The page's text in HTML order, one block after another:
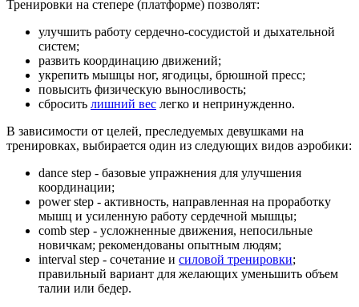
Тренировки на степере (платформе) позволят:
улучшить работу сердечно-сосудистой и дыхательной
систем;
развить координацию движений;
укрепить мышцы ног, ягодицы, брюшной пресс;
повысить физическую выносливость;
сбросить лишний вес легко и непринужденно.
В зависимости от целей, преследуемых девушками на
тренировках, выбирается один из следующих видов аэробики:
dance step - базовые упражнения для улучшения
координации;
power step - активность, направленная на проработку
мышц и усиленную работу сердечной мышцы;
comb step - усложненные движения, непосильные
новичкам; рекомендованы опытным людям;
interval step - сочетание и силовой тренировки;
правильный вариант для желающих уменьшить объем
талии или бедер.